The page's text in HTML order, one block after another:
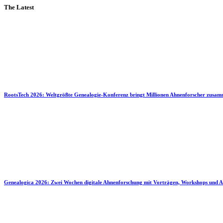
The Latest
RootsTech 2026: Weltgrößte Genealogie-Konferenz bringt Millionen Ahnenforscher
Genealogica 2026: Zwei Wochen digitale Ahnenforschung mit Vorträgen, Workshops und